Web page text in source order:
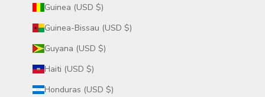
Guinea (USD $)
Guinea-Bissau (USD $)
Guyana (USD $)
Haiti (USD $)
Honduras (USD $)